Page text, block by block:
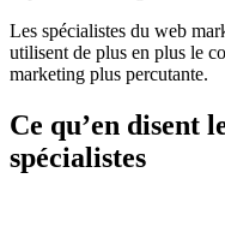
Les spécialistes du web
utilisent de plus en plus le
marketing plus percutante.
Ce qu’en disent
spécialistes